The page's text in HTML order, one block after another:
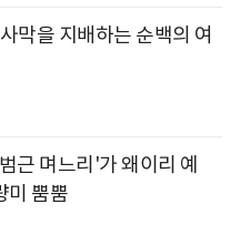
막을 지배하는 순백의 여
근 며느리'가 왜이리 예
미 뿜뿜